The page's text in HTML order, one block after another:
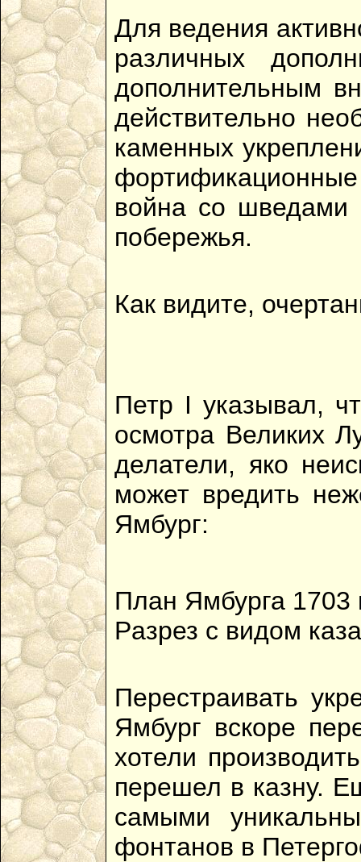
Для ведения
различных
дополнительным
действительно
каменных
фортификационные
война со шведами
побережья.
Как видите,
Петр I указывал,
осмотра Великих
делатели, яко
может вредить
Ямбург:
План Ямбурга 1703
Pазрез с видом
Перестраивать
Ямбург вскоре
хотели
перешел в казну.
самыми
фонтанов в